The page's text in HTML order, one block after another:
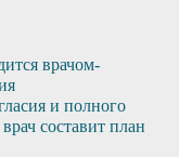
врачом-
и полного
составит план